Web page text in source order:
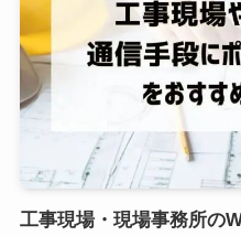
工事現場・現場事務所の